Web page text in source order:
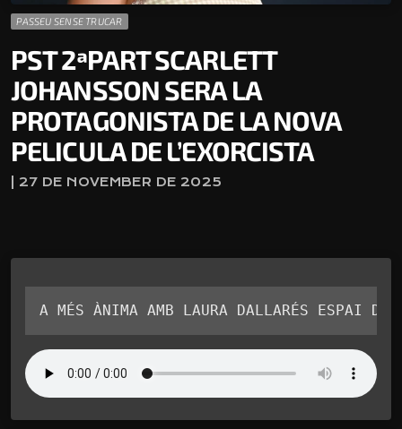
PASSEU SENSE TRUCAR
PST 2ªPART SCARLETT
JOHANSSON SERA LA
PROTAGONISTA DE LA NOVA
PELICULA DE L’EXORCISTA
| 27 DE NOVEMBER DE 2025
A MÉS ÀNIMA AMB LAURA DALLARÉS ESPAI DE